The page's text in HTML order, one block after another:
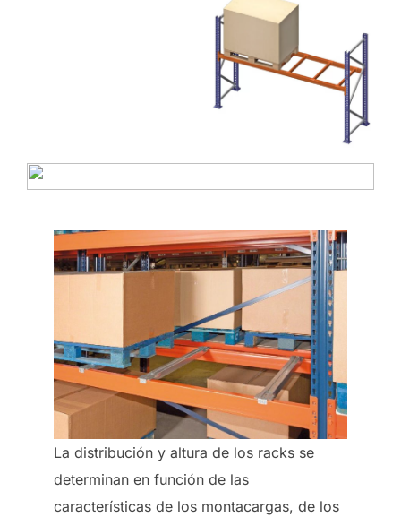
La distribución y altura de los racks se
determinan en función de las
características de los montacargas, de los